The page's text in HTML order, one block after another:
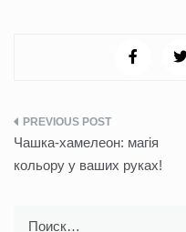
Навигация
по
Чашка-хамелеон: магія
кольору у ваших руках!